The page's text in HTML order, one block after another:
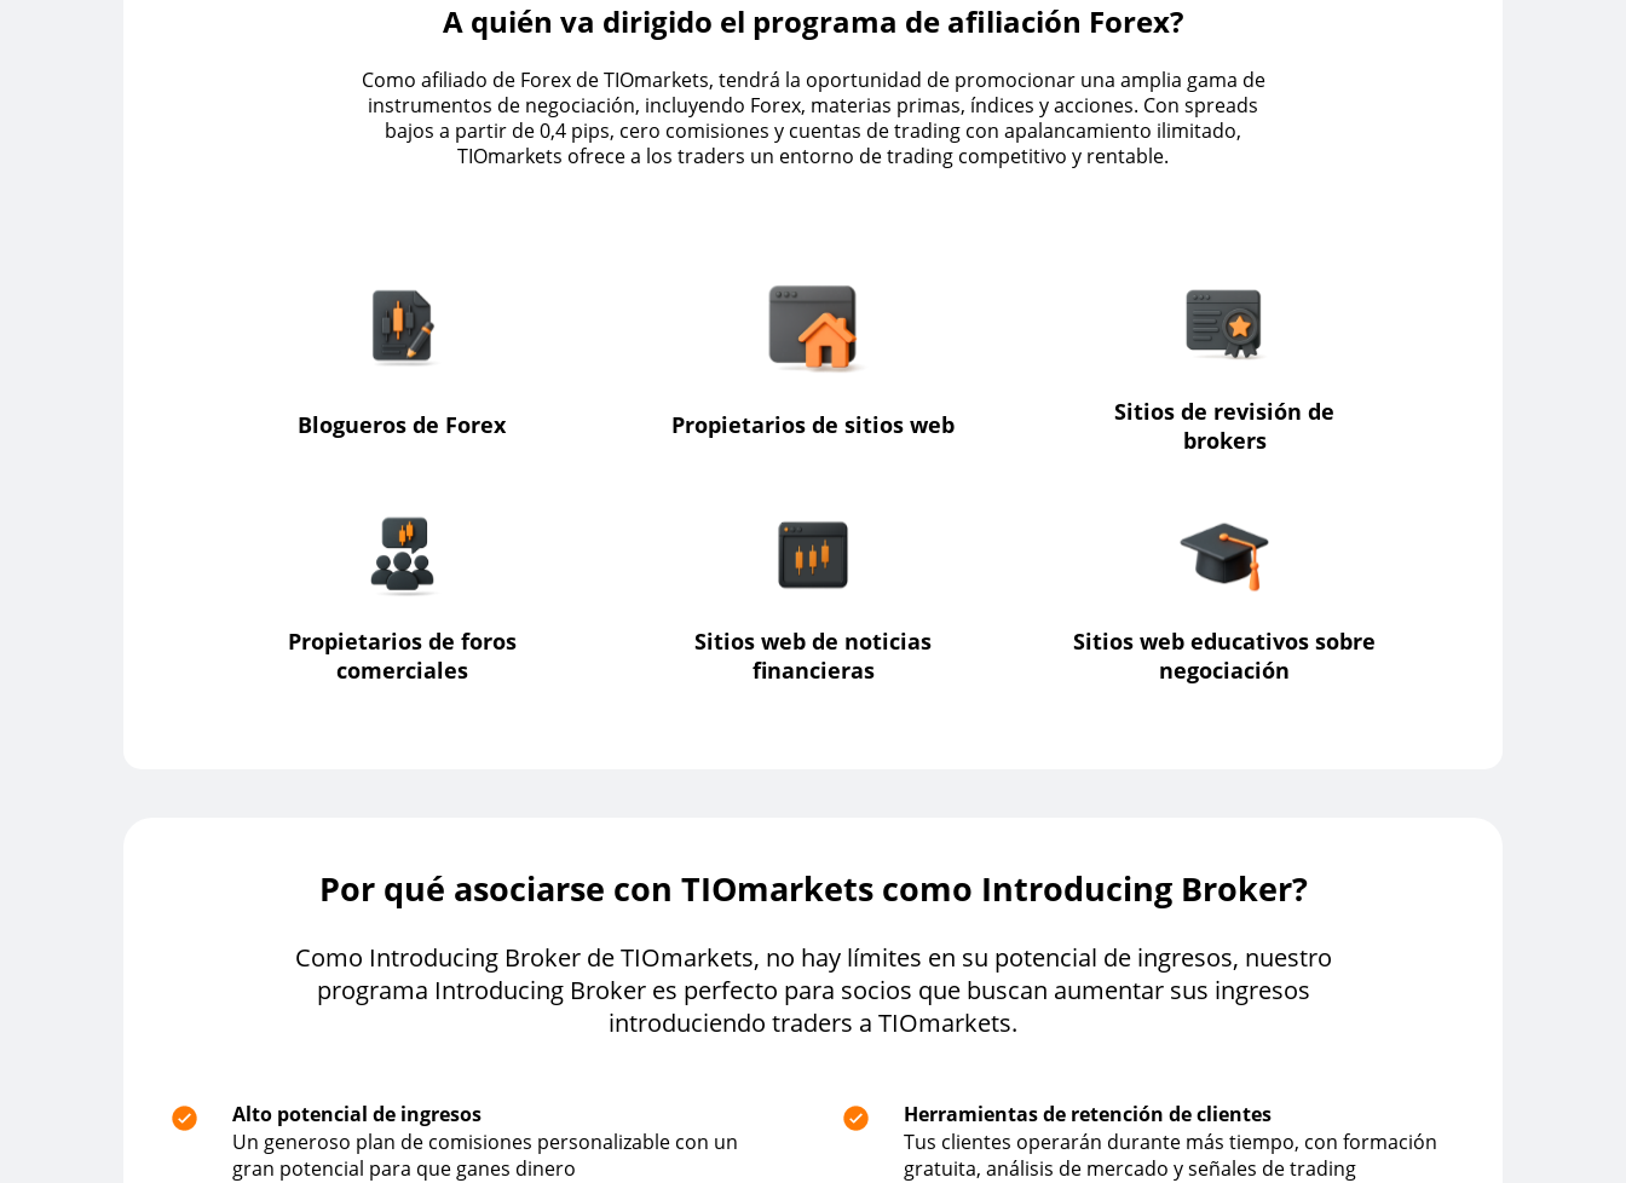
A quién va dirigido el programa de afiliación Forex?
Como afiliado de Forex de TIOmarkets, tendrá la oportunidad de promocionar una amplia gama de
instrumentos de negociación, incluyendo Forex, materias primas, índices y acciones. Con spreads
bajos a partir de 0,4 pips, cero comisiones y cuentas de trading con apalancamiento ilimitado,
TIOmarkets ofrece a los traders un entorno de trading competitivo y rentable.
Blogueros de Forex Propietarios de sitios web
Sitios de revisión de
brokers
Propietarios de foros
comerciales
Sitios web de noticias
financieras
Sitios web educativos sobre
negociación
Por qué asociarse con TIOmarkets como Introducing Broker?
Como Introducing Broker de TIOmarkets, no hay límites en su potencial de ingresos, nuestro
programa Introducing Broker es perfecto para socios que buscan aumentar sus ingresos
introduciendo traders a TIOmarkets.
Alto potencial de ingresos
Un generoso plan de comisiones personalizable con un
gran potencial para que ganes dinero
Herramientas de retención de clientes
Tus clientes operarán durante más tiempo, con formación
gratuita, análisis de mercado y señales de trading